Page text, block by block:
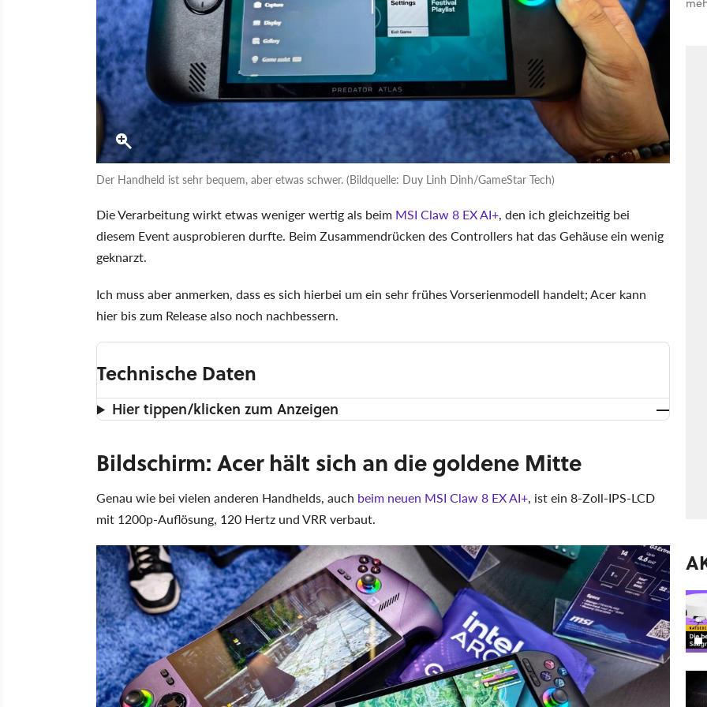
Der Handheld ist sehr bequem, aber etwas schwer. (Bildquelle: Duy Linh Dinh/GameStar Tech)
Die Verarbeitung wirkt etwas weniger wertig als beim MSI Claw 8 EX AI+, den ich gleichzeitig bei
diesem Event ausprobieren durfte. Beim Zusammendrücken des Controllers hat das Gehäuse ein wenig
geknarzt.
Ich muss aber anmerken, dass es sich hierbei um ein sehr frühes Vorserienmodell handelt; Acer kann
hier bis zum Release also noch nachbessern.
Technische Daten
Hier tippen/klicken zum Anzeigen
Bildschirm: Acer hält sich an die goldene Mitte
Genau wie bei vielen anderen Handhelds, auch beim neuen MSI Claw 8 EX AI+, ist ein 8-Zoll-IPS-LCD
mit 1200p-Auflösung, 120 Hertz und VRR verbaut.